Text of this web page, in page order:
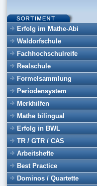
Erfolg im Mathe-Abi
Waldorfschule
Fachhochschulreife
Realschule
Formelsammlung
Periodensystem
Merkhilfen
Mathe bilingual
Erfolg in BWL
TR / GTR / CAS
Arbeitshefte
Best Practice
Dominos / Quartette